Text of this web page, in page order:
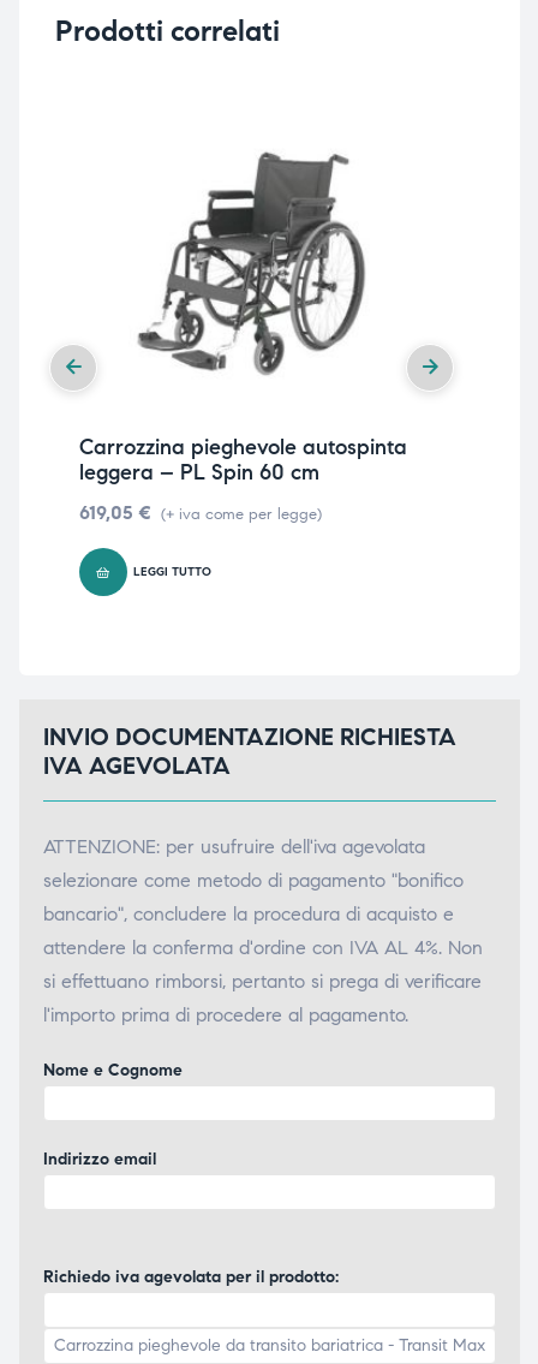
Prodotti correlati
Carrozzina pieghevole autospinta
leggera – PL Spin 60 cm
619,05 € (+ iva come per legge)
LEGGI TUTTO
INVIO DOCUMENTAZIONE RICHIESTA
IVA AGEVOLATA
ATTENZIONE: per usufruire dell'iva agevolata
selezionare come metodo di pagamento "bonifico
bancario", concludere la procedura di acquisto e
attendere la conferma d'ordine con IVA AL 4%. Non
si effettuano rimborsi, pertanto si prega di verificare
l'importo prima di procedere al pagamento.
Nome e Cognome
Indirizzo email
Richiedo iva agevolata per il prodotto: